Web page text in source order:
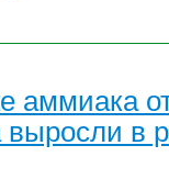
в